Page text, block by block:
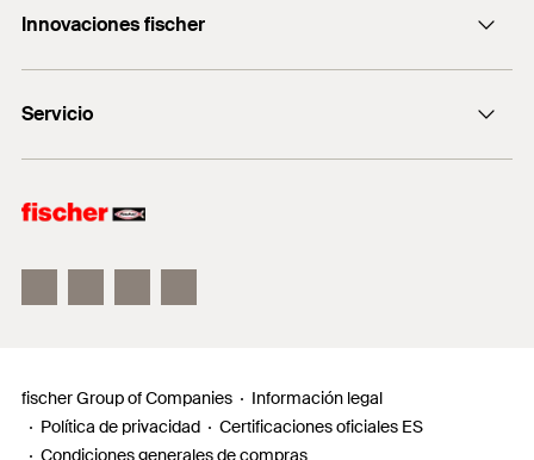
+0034 977838711
fischertechnik
Innovaciones fischer
fischer FIS V Zero
fischer ULTRACUT FBS II
Servicio
Información
fischer Group of Companies
Información legal
Política de privacidad
Certificaciones oficiales ES
Condiciones generales de compras